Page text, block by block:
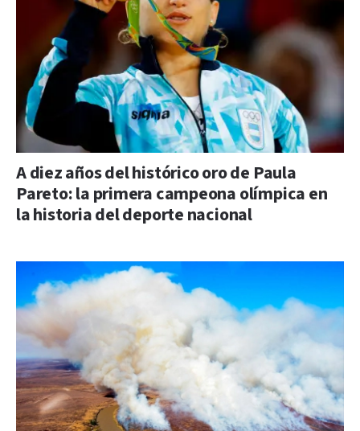
A diez años del histórico oro de Paula
Pareto: la primera campeona olímpica en
la historia del deporte nacional